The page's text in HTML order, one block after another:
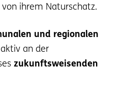
ihrem Naturschatz.
und regionalen
an der
zukunftsweisenden